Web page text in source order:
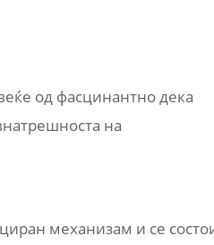
од фасцинантно дека
на
механизам и се